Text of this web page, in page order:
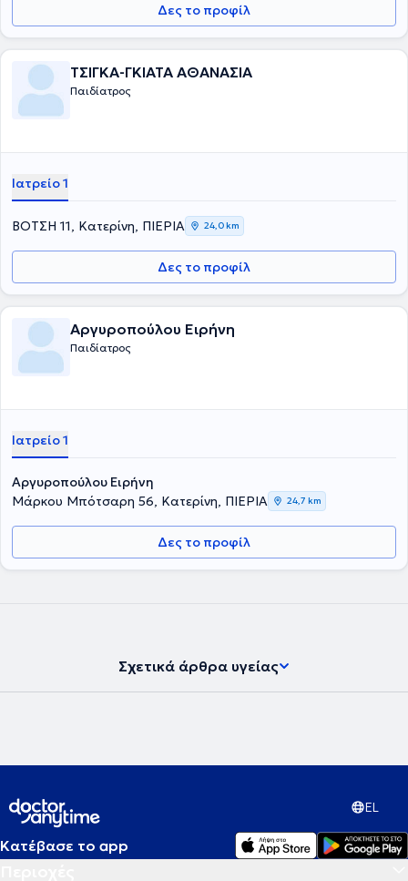
Δες το προφίλ
ΤΣΙΓΚΑ-ΓΚΙΑΤΑ ΑΘΑΝΑΣΙΑ
Παιδίατρος
Ιατρείο 1
ΒΟΤΣΗ 11, Κατερίνη, ΠΙΕΡΙΑ 24,0 km
Δες το προφίλ
Αργυροπούλου Ειρήνη
Παιδίατρος
Ιατρείο 1
Αργυροπούλου Ειρήνη
Μάρκου Μπότσαρη 56, Κατερίνη, ΠΙΕΡΙΑ
24,7 km
Δες το προφίλ
Σχετικά άρθρα υγείας
EL
Κατέβασε το app